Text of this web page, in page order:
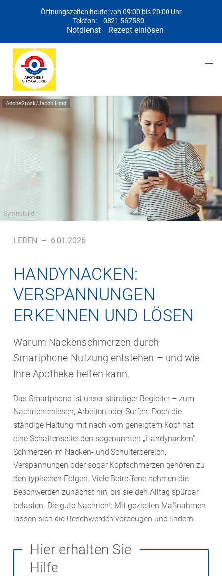
Öffnungszeiten heute: von 09:00 bis 20:00 Uhr
Telefon:
0821 567580
Notdienst Rezept einlösen
AdobeStock/Jacob Lund
Symbolbild
LEBEN – 6.01.2026
HANDYNACKEN:
VERSPANNUNGEN
ERKENNEN UND LÖSEN
Warum Nackenschmerzen durch
Smartphone-Nutzung entstehen – und wie
Ihre Apotheke helfen kann.
Das Smartphone ist unser ständiger Begleiter – zum
Nachrichtenlesen, Arbeiten oder Surfen. Doch die
ständige Haltung mit nach vorn geneigtem Kopf hat
eine Schattenseite: den sogenannten „Handynacken“.
Schmerzen im Nacken- und Schulterbereich,
Verspannungen oder sogar Kopfschmerzen gehören zu
den typischen Folgen. Viele Betroffene nehmen die
Beschwerden zunächst hin, bis sie den Alltag spürbar
belasten. Die gute Nachricht: Mit gezielten Maßnahmen
lassen sich die Beschwerden vorbeugen und lindern.
Hier erhalten Sie
Hilfe